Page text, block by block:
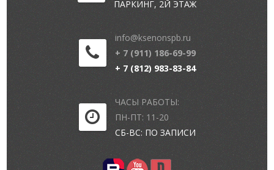
ПАРКИНГ, 2Й ЭТАЖ
info@ksenonspb.ru
+ 7 (911) 186-69-99
+ 7 (812) 983-83-84
ЧАСЫ РАБОТЫ:
ПН-ПТ: 11-20
СБ-ВС: ПО ЗАПИСИ